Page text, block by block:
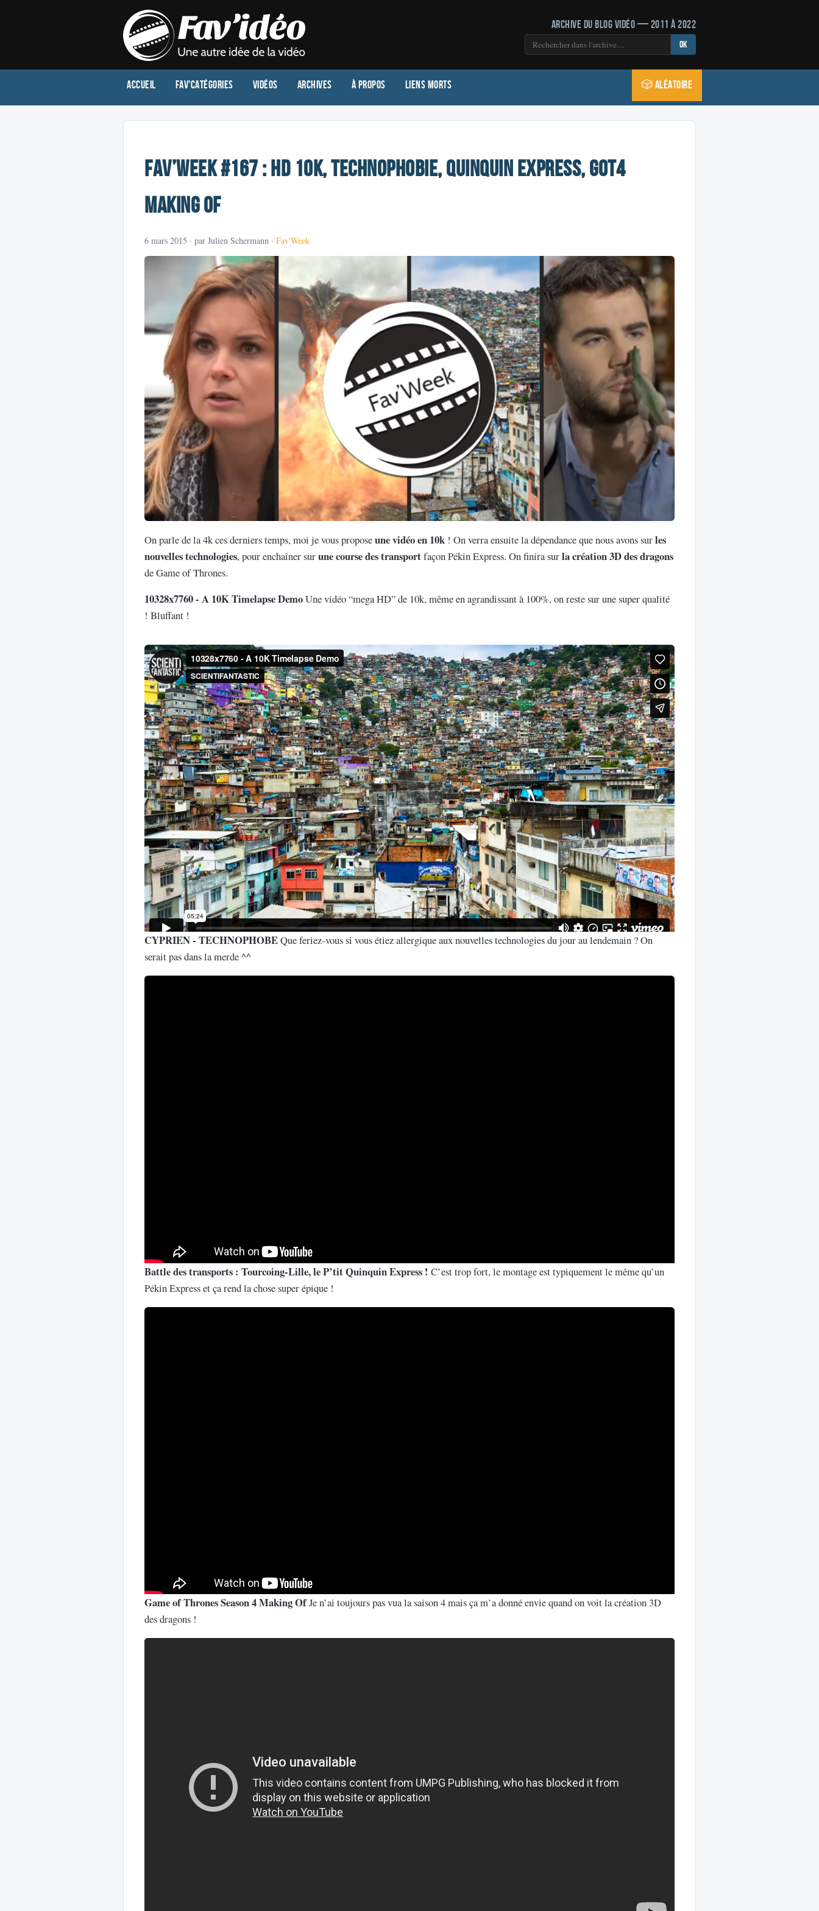
Archive du blog vidéo — 2011 à 2022
OK
Accueil Fav'Catégories Vidéos Archives À propos Liens morts 🎲 Aléatoire
Fav’week #167 : HD 10k, Technophobie, Quinquin Express, GoT4
Making of
6 mars 2015 · par Julien Schermann · Fav'Week
On parle de la 4k ces derniers temps, moi je vous proposeune vidéo en 10k ! On verra ensuite la dépendance que nous avons surles
nouvelles technologies, pour enchaîner surune course des transportfaçon Pékin Express. On finira surla création 3D des dragons
de Game of Thrones.
10328x7760 - A 10K Timelapse DemoUne vidéo “mega HD” de 10k, même en agrandissant à 100%, on reste sur une super qualité
! Bluffant !
CYPRIEN - TECHNOPHOBEQue feriez-vous si vous étiez allergique aux nouvelles technologies du jour au lendemain ? On
serait pas dans la merde ^^
Battle des transports : Tourcoing-Lille, le P’tit Quinquin Express ! C’est trop fort, le montage est typiquement le même qu’un
Pékin Express et ça rend la chose super épique !
Game of Thrones Season 4 Making OfJe n’ai toujours pas vua la saison 4 mais ça m’a donné envie quand on voit la création 3D
des dragons !